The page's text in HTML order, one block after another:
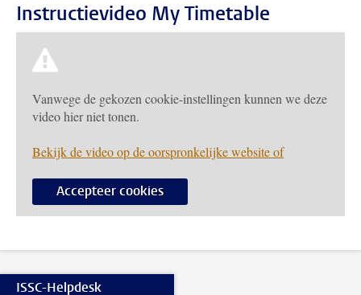
Instructievideo My Timetable
Vanwege de gekozen cookie-instellingen kunnen we deze
video hier niet tonen.
Bekijk de video op de oorspronkelijke website of
Accepteer cookies
ISSC-Helpdesk